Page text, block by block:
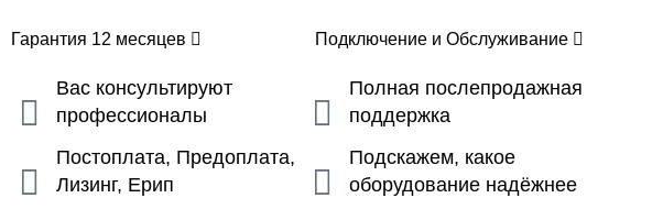
Гарантия 12 месяцев Подключение и Обслуживание
Вас консультируют
профессионалы
Постоплата, Предоплата,
Лизинг, Ерип
Полная послепродажная
поддержка
Подскажем, какое
оборудование надёжнее